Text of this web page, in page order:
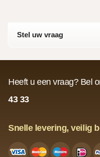
Stel uw vraag
Heeft u een vraag? Bel
43 33
Snelle levering, veilig